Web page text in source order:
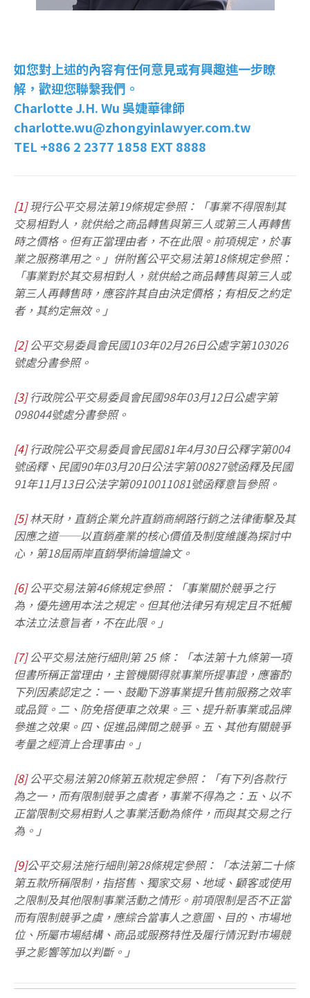
如您對上述的內容有任何意見或有興趣進一步瞭
解，歡迎您聯繫我們。
Charlotte J.H. Wu 吳婕華律師
charlotte.wu@zhongyinlawyer.com.tw
TEL +886 2 2377 1858 EXT 8888
[1]現行公平交易法第19條規定參照：「事業不得限制其
交易相對人，就供給之商品轉售與第三人或第三人再轉售
時之價格。但有正當理由者，不在此限。前項規定，於事
業之服務準用之。」併附舊公平交易法第18條規定參照：
「事業對於其交易相對人，就供給之商品轉售與第三人或
第三人再轉售時，應容許其自由決定價格；有相反之約定
者，其約定無效。」
[2]公平交易委員會民國103年02月26日公處字第103026
號處分書參照。
[3]行政院公平交易委員會民國98年03月12日公處字第
098044號處分書參照。
[4]行政院公平交易委員會民國81年4月30日公釋字第004
號函釋、民國90年03月20日公法字第00827號函釋及民國
91年11月13日公法字第0910011081號函釋意旨參照。
[5]林天財，直銷企業允許直銷商網路行銷之法律衝擊及其
因應之道──以直銷產業的核心價值及制度維護為探討中
心，第18屆兩岸直銷學術論壇論文。
[6]公平交易法第46條規定參照：「事業關於競爭之行
為，優先適用本法之規定。但其他法律另有規定且不牴觸
本法立法意旨者，不在此限。」
[7]公平交易法施行細則第 25 條：「本法第十九條第一項
但書所稱正當理由，主管機關得就事業所提事證，應審酌
下列因素認定之：一、鼓勵下游事業提升售前服務之效率
或品質。二、防免搭便車之效果。三、提升新事業或品牌
參進之效果。四、促進品牌間之競爭。五、其他有關競爭
考量之經濟上合理事由。」
[8]公平交易法第20條第五款規定參照：「有下列各款行
為之一，而有限制競爭之虞者，事業不得為之：五、以不
正當限制交易相對人之事業活動為條件，而與其交易之行
為。」
[9]公平交易法施行細則第28條規定參照：「本法第二十條
第五款所稱限制，指搭售、獨家交易、地域、顧客或使用
之限制及其他限制事業活動之情形。前項限制是否不正當
而有限制競爭之虞，應綜合當事人之意圖、目的、市場地
位、所屬市場結構、商品或服務特性及履行情況對市場競
爭之影響等加以判斷。」